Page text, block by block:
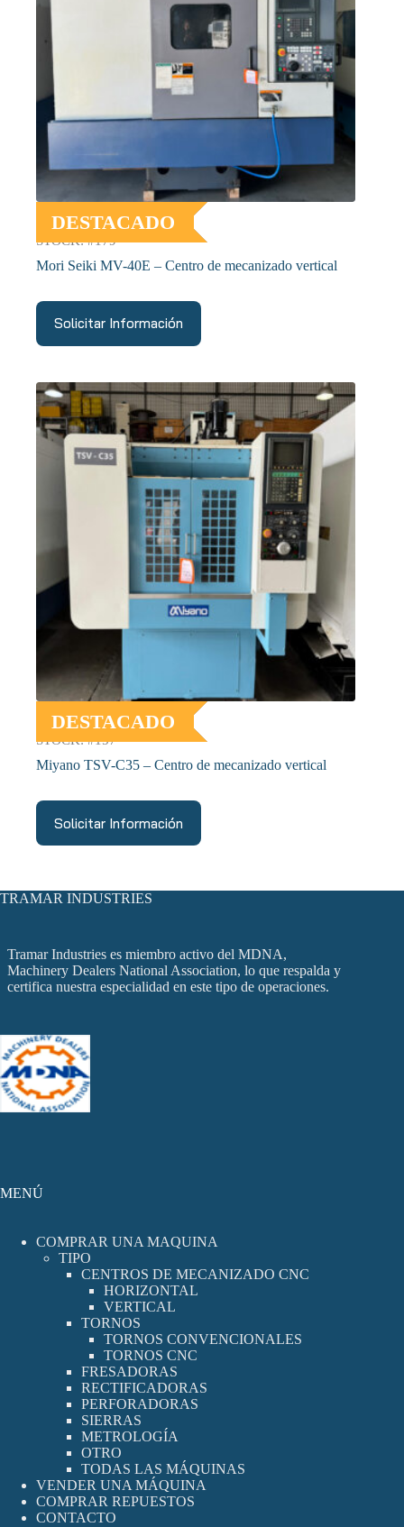
DESTACADO
STOCK: #179
Mori Seiki MV-40E – Centro de mecanizado vertical
Solicitar Información
DESTACADO
STOCK: #157
Miyano TSV-C35 – Centro de mecanizado vertical
Solicitar Información
TRAMAR INDUSTRIES
Tramar Industries es miembro activo del MDNA,
Machinery Dealers National Association, lo que respalda y
certifica nuestra especialidad en este tipo de operaciones.
MENÚ
COMPRAR UNA MAQUINA
TIPO
CENTROS DE MECANIZADO CNC
HORIZONTAL
VERTICAL
TORNOS
TORNOS CONVENCIONALES
TORNOS CNC
FRESADORAS
RECTIFICADORAS
PERFORADORAS
SIERRAS
METROLOGÍA
OTRO
TODAS LAS MÁQUINAS
VENDER UNA MÁQUINA
COMPRAR REPUESTOS
CONTACTO